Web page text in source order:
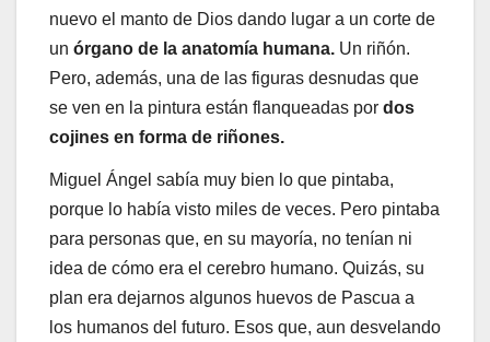
nuevo el manto de Dios dando lugar a un corte de
un órgano de la anatomía humana. Un riñón.
Pero, además, una de las figuras desnudas que
se ven en la pintura están flanqueadas por dos
cojines en forma de riñones.
Miguel Ángel sabía muy bien lo que pintaba,
porque lo había visto miles de veces. Pero pintaba
para personas que, en su mayoría, no tenían ni
idea de cómo era el cerebro humano. Quizás, su
plan era dejarnos algunos huevos de Pascua a
los humanos del futuro. Esos que, aun desvelando